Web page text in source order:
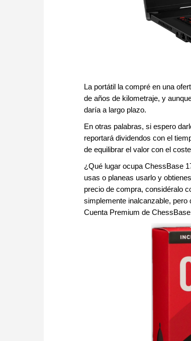
La portátil la compré en una
de años de kilometraje, y
daría a largo plazo.
En otras palabras, si espero
reportará dividendos con el
de equilibrar el valor con el
¿Qué lugar ocupa ChessBase
usas o planeas usarlo y
precio de compra, considéralo
simplemente inalcanzable,
Cuenta Premium de